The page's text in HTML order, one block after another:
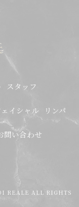
スタッフ
ェイシャル リンパ
問い合わせ
REALE ALL RIGHTS